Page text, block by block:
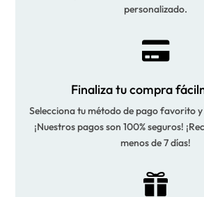
personalizado.

Finaliza tu compra
Selecciona tu método de pago favorito
¡Nuestros pagos son 100% seguros!
menos de 7 días!
